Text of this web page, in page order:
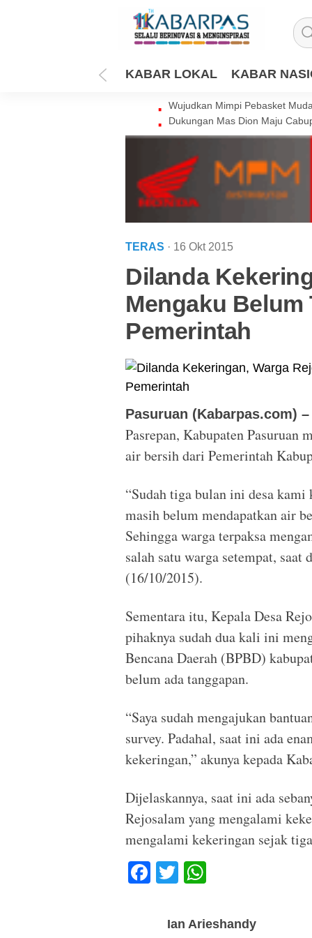
KABAR LOKAL KABAR
Wujudkan Mimpi Pebasket
Dukungan Mas Dion Maju
TERAS · 16 Okt 2015
Dilanda
Mengaku
Pemerintah
Pasuruan (Kabarpas.com) –
Pasrepan, Kabupaten Pasuruan
air bersih dari Pemerintah
“Sudah tiga bulan ini desa
masih belum mendapatkan air
Sehingga warga terpaksa
salah satu warga setempat,
(16/10/2015).
Sementara itu, Kepala Desa
pihaknya sudah dua kali ini
Bencana Daerah (BPBD)
belum ada tanggapan.
“Saya sudah mengajukan
survey. Padahal, saat ini ada
kekeringan,” akunya kepada
Dijelaskannya, saat ini ada
Rejosalam yang mengalami
mengalami kekeringan sejak
F
T
tt
at
Ian Arieshandy